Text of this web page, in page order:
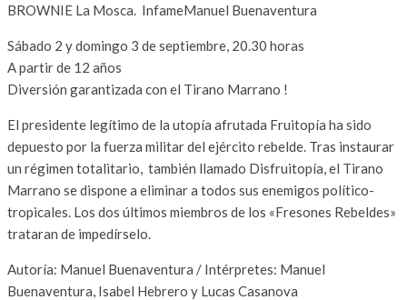
BROWNIE La Mosca. InfameManuel Buenaventura
Sábado 2 y domingo 3 de septiembre, 20.30 horas
A partir de 12 años
Diversión garantizada con el Tirano Marrano !
El presidente legítimo de la utopía afrutada Fruitopía ha sido
depuesto por la fuerza militar del ejército rebelde. Tras instaurar
un régimen totalitario, también llamado Disfruitopía, el Tirano
Marrano se dispone a eliminar a todos sus enemigos político-
tropicales. Los dos últimos miembros de los «Fresones Rebeldes»
trataran de impedírselo.
Autoría: Manuel Buenaventura / Intérpretes: Manuel
Buenaventura, Isabel Hebrero y Lucas Casanova